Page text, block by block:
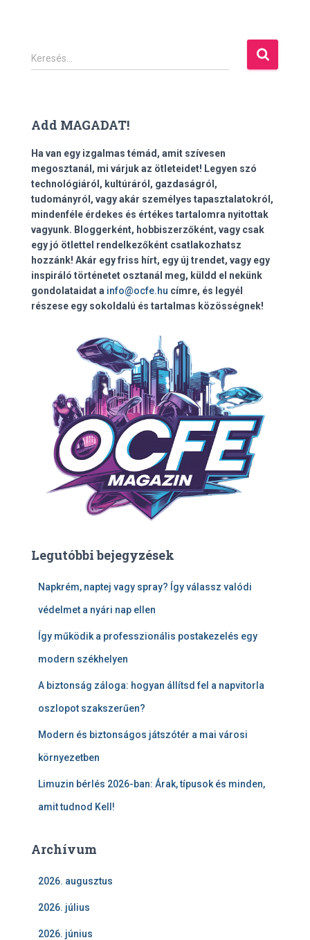
K
e
é
:
Keresés…
Add MAGADAT!
Ha van egy izgalmas témád, amit szívesen
megosztanál, mi várjuk az ötleteidet! Legyen szó
technológiáról, kultúráról, gazdaságról,
tudományról, vagy akár személyes tapasztalatokról,
mindenféle érdekes és értékes tartalomra nyitottak
vagyunk. Bloggerként, hobbiszerzőként, vagy csak
egy jó ötlettel rendelkezőként csatlakozhatsz
hozzánk! Akár egy friss hírt, egy új trendet, vagy egy
inspiráló történetet osztanál meg, küldd el nekünk
gondolataidat a info@ocfe.hu címre, és legyél
részese egy sokoldalú és tartalmas közösségnek!
Legutóbbi bejegyzések
Napkrém, naptej vagy spray? Így válassz valódi
védelmet a nyári nap ellen
Így működik a professzionális postakezelés egy
modern székhelyen
A biztonság záloga: hogyan állítsd fel a napvitorla
oszlopot szakszerűen?
Modern és biztonságos játszótér a mai városi
környezetben
Limuzin bérlés 2026-ban: Árak, típusok és minden,
amit tudnod Kell!
Archívum
2026. augusztus
2026. július
2026. június